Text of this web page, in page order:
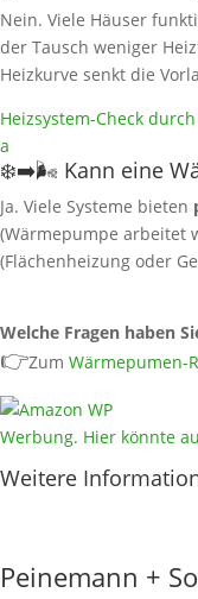
Nein. Viele Häuser
der Tausch weniger
Heizkurve senkt die
Heizsystem‑Check
a
❄️➡️🌬️ Kann eine
Ja. Viele Systeme bieten
(Wärmepumpe arbeitet
(Flächenheizung oder
Welche Fragen haben
👉Zum Wärmepumen-
Werbung. Hier könnte
Weitere
Peinemann +